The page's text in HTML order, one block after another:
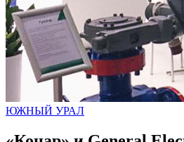
ЮЖНЫЙ УРАЛ